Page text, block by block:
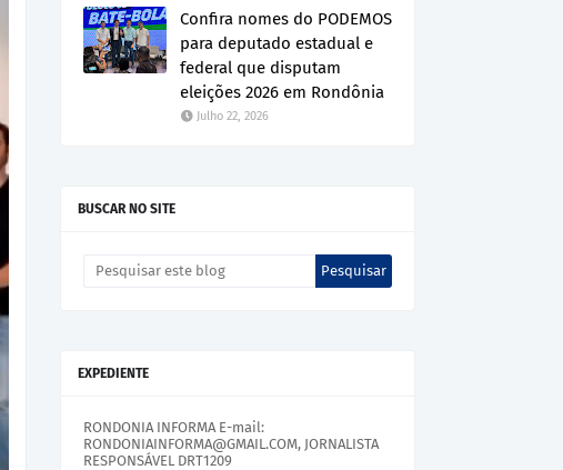
Confira nomes do PODEMOS
para deputado estadual e
federal que disputam
eleições 2026 em Rondônia
Julho 22, 2026
BUSCAR NO SITE
EXPEDIENTE
RONDONIA INFORMA E-mail:
RONDONIAINFORMA@GMAIL.COM, JORNALISTA
RESPONSÁVEL DRT1209